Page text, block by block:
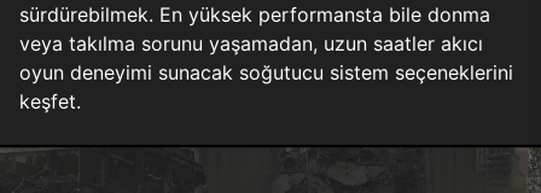
sürdürebilmek. En yüksek performansta bile donma
veya takılma sorunu yaşamadan, uzun saatler akıcı
oyun deneyimi sunacak soğutucu sistem seçeneklerini
keşfet.